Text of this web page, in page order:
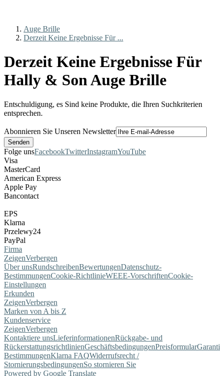
Auge Brille
Derzeit Keine Ergebnisse Für ...
Derzeit Keine Ergebnisse Für
Hally & Son Auge Brille
Entschuldigung, es Sind keine Produkte, die Ihren Suchkriterien
entsprechen.
Abonnieren Sie Unseren Newsletter
Folge unsFacebookTwitterInstagramYouTube
Visa
MasterCard
American Express
Apple Pay
Bancontact
EPS
Klarna
Przelewy24
PayPal
Firma
ZeigenVerbergen
Über unsRundschreibenBewertungenDatenschutz-
BestimmungenCookie-RichtlinieWEEE-VorschriftenCookie-
Einstellungen
Erkunden
ZeigenVerbergen
Marken von A bis Z
Kundenservice
ZeigenVerbergen
Kontaktiere unsLieferinformationenRückgabe- und
RückerstattungsrichtlinienGeschäftsbedingungenPreisformular
BestimmungenKlarna FAQWiderrufsrecht /
StornierungsbedingungenSo stornieren Sie
Powered by Google Translate